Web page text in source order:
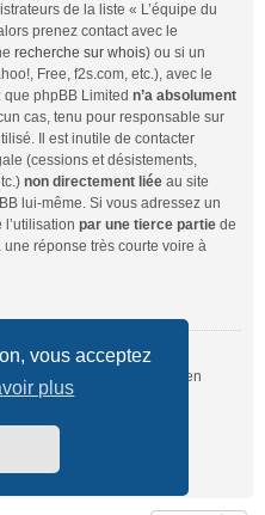
vous acceptez
plus
de la liste « L’équipe du
prenez contact avec le
recherche sur whois) ou si un
Free, f2s.com, etc.), avec le
phpBB Limited n’a absolument
cas, tenu pour responsable sur
Il est inutile de contacter
(cessions et désistements,
non directement liée au site
lui-même. Si vous adressez un
par une tierce partie de
réponse très courte voire à
du forum ?
vous pouvez utiliser le lien
par un administrateur.